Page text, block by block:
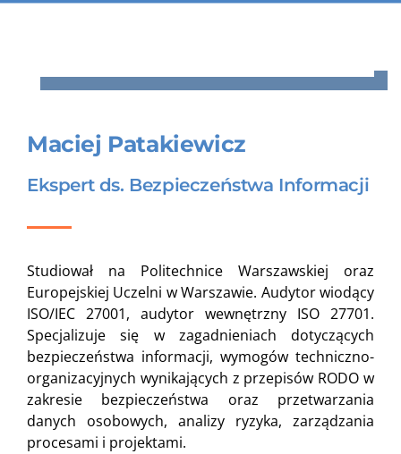
Maciej Patakiewicz
Ekspert ds. Bezpieczeństwa Informacji
Studiował na Politechnice Warszawskiej oraz
Europejskiej Uczelni w Warszawie. Audytor wiodący
ISO/IEC 27001, audytor wewnętrzny ISO 27701.
Specjalizuje się w zagadnieniach dotyczących
bezpieczeństwa informacji, wymogów techniczno-
organizacyjnych wynikających z przepisów RODO w
zakresie bezpieczeństwa oraz przetwarzania
danych osobowych, analizy ryzyka, zarządzania
procesami i projektami.